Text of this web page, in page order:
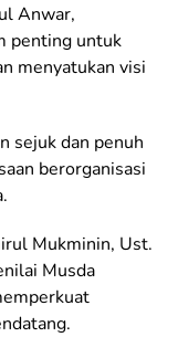
Anwar,
penting untuk
menyatukan visi
sejuk dan penuh
berorganisasi
Mukminin, Ust.
Musda